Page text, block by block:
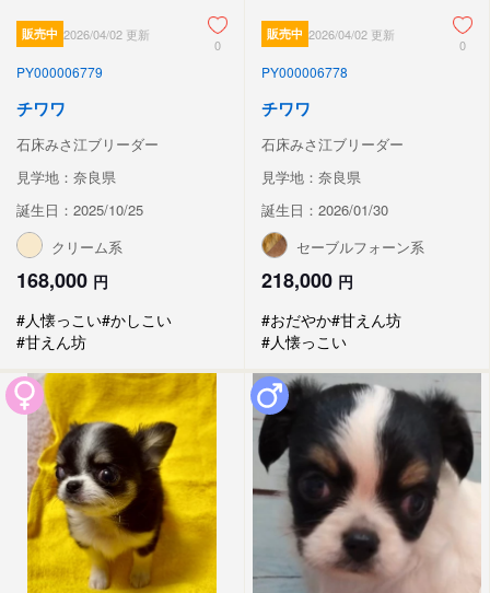
販売中 2026/04/02 更新
0
PY000006779
チワワ
石床みさ江ブリーダー
見学地：奈良県
誕生日：2025/10/25
クリーム系
168,000 円
#人懐っこい#かしこい
#甘えん坊
販売中 2026/04/02 更新
0
PY000006778
チワワ
石床みさ江ブリーダー
見学地：奈良県
誕生日：2026/01/30
セーブルフォーン系
218,000 円
#おだやか#甘えん坊
#人懐っこい